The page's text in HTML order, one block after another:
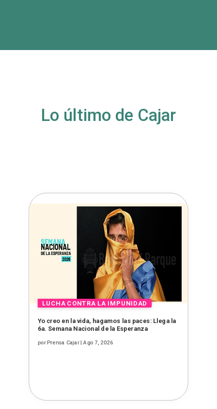
Lo último de Cajar
Yo creo en la vida, hagamos las paces: Llega la
6a. Semana Nacional de la Esperanza
porPrensa Cajar| Ago 7, 2026